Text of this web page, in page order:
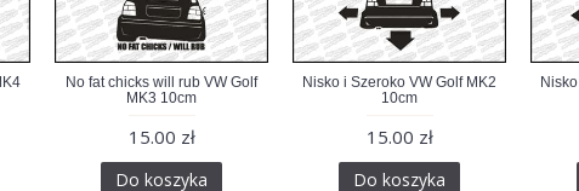
No fat chicks will rub VW Golf
MK3 10cm
15.00 zł
Do koszyka
Nisko i Szeroko VW Golf MK2
10cm
15.00 zł
Do koszyka